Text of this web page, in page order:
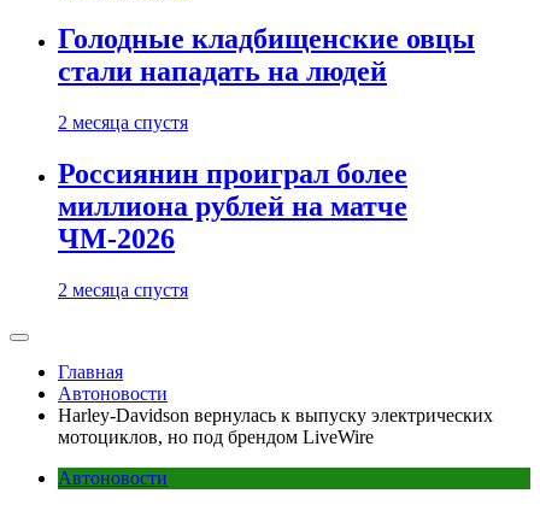
Голодные кладбищенские овцы
стали нападать на людей
2 месяца спустя
Россиянин проиграл более
миллиона рублей на матче
ЧМ-2026
2 месяца спустя
Главная
Автоновости
Harley-Davidson вернулась к выпуску электрических
мотоциклов, но под брендом LiveWire
Автоновости